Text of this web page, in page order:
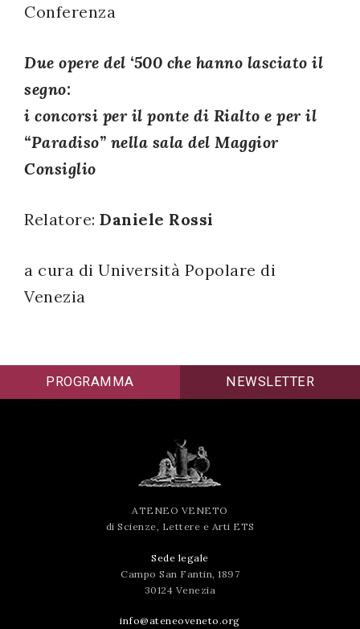
Conferenza
Due opere del ‘500 che hanno lasciato il
segno:
i concorsi per il ponte di Rialto e per il
“Paradiso” nella sala del Maggior
Consiglio
Relatore: Daniele Rossi
a cura di Università Popolare di
Venezia
con il
legislativo
196/03
Registrazione
avvenuta con
PROGRAMMA NEWSLETTER
ATENEO VENETO
di Scienze, Lettere e Arti ETS
Sede legale
Campo San Fantin, 1897
30124 Venezia
info@ateneoveneto.org